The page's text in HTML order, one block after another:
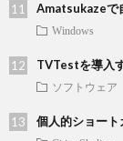
Amatsukazeで
Windows
TVTestを導入
ソフトウェア
個人的ショー